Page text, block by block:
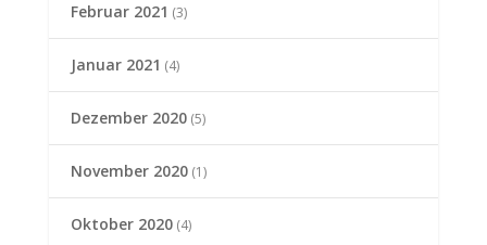
Februar 2021 (3)
Januar 2021 (4)
Dezember 2020(5)
November 2020(1)
Oktober 2020(4)